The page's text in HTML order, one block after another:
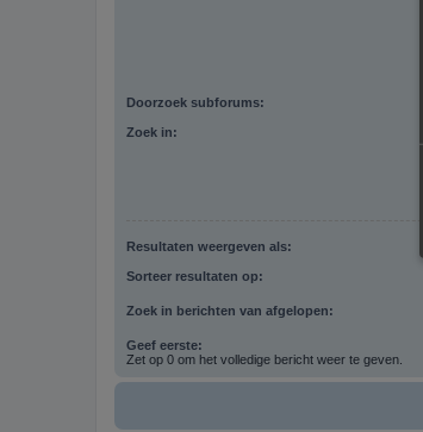
Doorzoek subforums:
Zoek in:
Resultaten weergeven als:
Sorteer resultaten op:
Zoek in berichten van afgelopen:
Geef eerste:
Zet op 0 om het volledige bericht weer te geven.